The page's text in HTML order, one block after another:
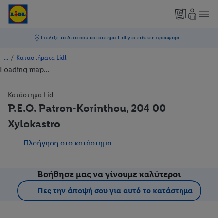
/ Καταστήματα Lidl
Loading map...
Κατάστημα Lidl
P.E.O. Patron-Korinthou, 204 00
Xylokastro
Πλοήγηση στο κατάστημα
Βοήθησε μας να γίνουμε καλύτεροι
Πες την άποψή σου για αυτό το κατάστημα